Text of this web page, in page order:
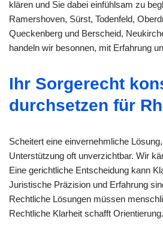
klären und Sie dabei einfühlsam zu
Ramershoven, Sürst, Todenfeld,
Queckenberg und Berscheid,
handeln wir besonnen, mit Erfahrung
Ihr Sorgerecht
durchsetzen für
Scheitert eine einvernehmliche
Unterstützung oft unverzichtbar. Wir
Eine gerichtliche Entscheidung kann
Juristische Präzision und Erfahrung
Rechtliche Lösungen müssen
Rechtliche Klarheit schafft Orientierung.